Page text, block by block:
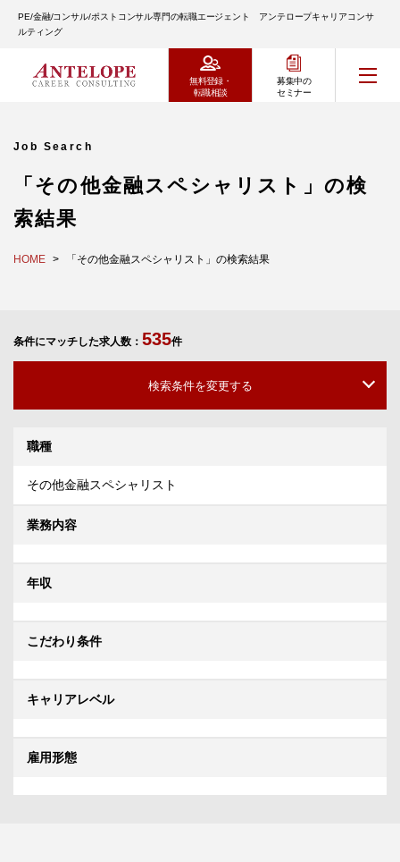
PE/金融/コンサル/ポストコンサル専門の転職エージェント アンテロープキャリアコンサ
ルティング
無料登録・
転職相談
募集中の
セミナー
Job Search
「その他金融スペシャリスト」の検
索結果
HOME 「その他金融スペシャリスト」の検索結果
条件にマッチした求人数： 535件
検索条件を変更する
職種
その他金融スペシャリスト
業務内容
年収
こだわり条件
キャリアレベル
雇用形態